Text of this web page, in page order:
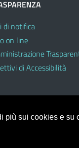
di notifica
on line
di Accessibilità
© 2026 Ufficio
più sui cookies e su